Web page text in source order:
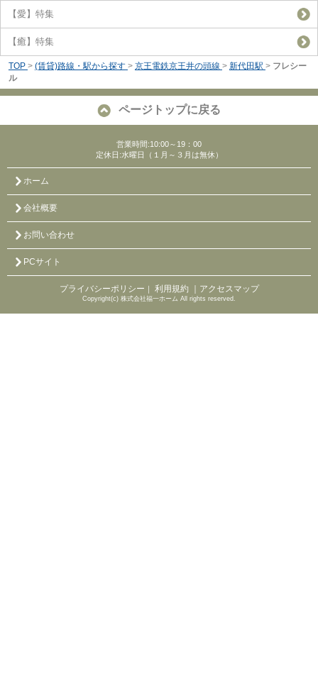
【愛】特集
【癒】特集
TOP > (賃貸)路線・駅から探す > 京王電鉄京王井の頭線 > 新代田駅 > フレシー
ル
ページトップに戻る
営業時間:10:00～19：00
定休日:水曜日（１月～３月は無休）
ホーム
会社概要
お問い合わせ
PCサイト
プライバシーポリシー ｜ 利用規約 ｜アクセスマップ
Copyright(c) 株式会社福一ホーム All rights reserved.